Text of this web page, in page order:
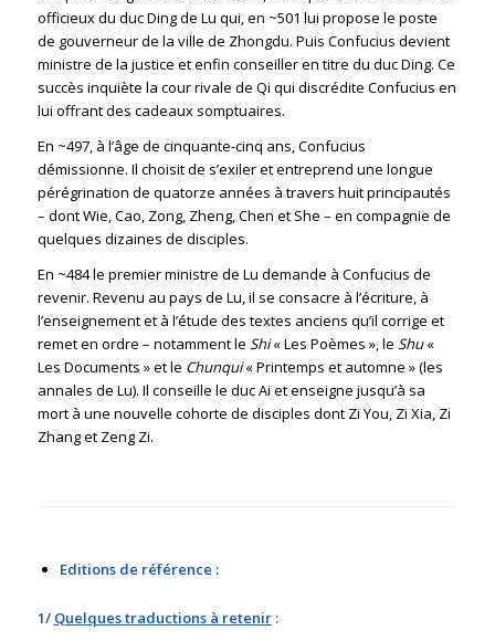
officieux du duc Ding de Lu qui, en ~501 lui propose le poste
de gouverneur de la ville de Zhongdu. Puis Confucius devient
ministre de la justice et enfin conseiller en titre du duc Ding. Ce
succès inquiète la cour rivale de Qi qui discrédite Confucius en
lui offrant des cadeaux somptuaires.
En ~497, à l’âge de cinquante-cinq ans, Confucius
démissionne. Il choisit de s’exiler et entreprend une longue
pérégrination de quatorze années à travers huit principautés
– dont Wie, Cao, Zong, Zheng, Chen et She – en compagnie de
quelques dizaines de disciples.
En ~484 le premier ministre de Lu demande à Confucius de
revenir. Revenu au pays de Lu, il se consacre à l’écriture, à
l’enseignement et à l’étude des textes anciens qu’il corrige et
remet en ordre – notamment le Shi« Les Poèmes », le Shu«
Les Documents » et le Chunqui« Printemps et automne » (les
annales de Lu). Il conseille le duc Ai et enseigne jusqu’à sa
mort à une nouvelle cohorte de disciples dont Zi You, Zi Xia, Zi
Zhang et Zeng Zi.
Editions de référence :
1/ Quelques traductions à retenir: